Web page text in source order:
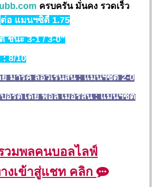
ครบครัน มั่นคง รวดเร็ว
ต่อ แมนฯซิตี้ 1.75
ชนะ 3-1 / 3-0"
8/10
มาร์ค ลอว์เรนสัน : แมนฯซิตี้ 2-0
อร์ตโดย พอล เมอร์สัน : แมนฯซิตี้
วมพลคนบอลไลฟ์
งเข้าสู่แชท คลิก